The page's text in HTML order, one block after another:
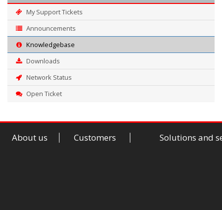
My Support Tickets
Announcements
Knowledgebase
Downloads
Network Status
Open Ticket
About us Customers Solutions and